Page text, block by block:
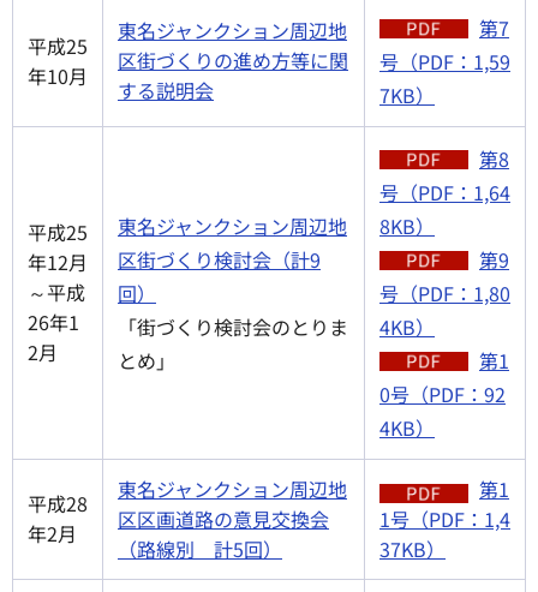
平成25
年10月
東名ジャンクション周辺地
区街づくりの進め方等に関
する説明会
第7
号（PDF：1,59
7KB）
平成25
年12月
～平成
26年1
2月
東名ジャンクション周辺地
区街づくり検討会（計9
回）
「街づくり検討会のとりま
とめ」
第8
号（PDF：1,64
8KB）
第9
号（PDF：1,80
4KB）
第1
0号（PDF：92
4KB）
平成28
年2月
東名ジャンクション周辺地
区区画道路の意見交換会
（路線別 計5回）
第1
1号（PDF：1,4
37KB）